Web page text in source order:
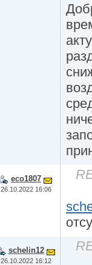
eco1807
26.10.2022 16:06
schelin12
26.10.2022 16:12